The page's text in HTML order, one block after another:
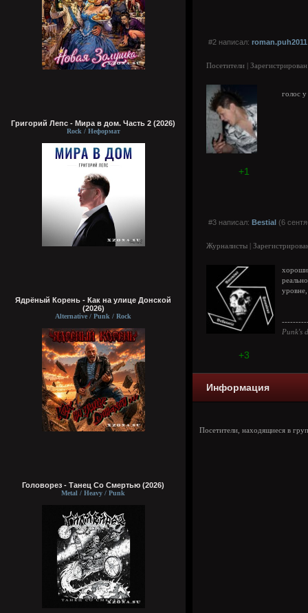
Григорий Лепс - Мира в дом. Часть 2 (2026)
Rock / Неформат
Ядрёный Корень - Как на улице Донской
(2026)
Alternative / Punk / Rock
Головорез - Tанец Со Смертью (2026)
Metal / Heavy / Punk
#2 написал: roman.puh2011
Посетители |
голос
+1
#3 написал: Bestial (6
Журналисты |
Punk's
+3
Информация
Посетители, находящиеся в